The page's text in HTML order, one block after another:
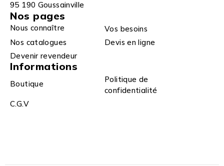
95 190 Goussainville
Nos pages
Nous connaître
Vos besoins
Nos catalogues
Devis en ligne
Devenir revendeur
Informations
Boutique
Politique de
confidentialité
C.G.V